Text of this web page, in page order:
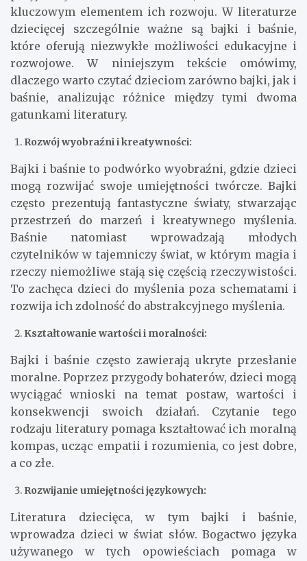
kluczowym elementem ich rozwoju. W literaturze
dziecięcej szczególnie ważne są bajki i baśnie,
które oferują niezwykłe możliwości edukacyjne i
rozwojowe. W niniejszym tekście omówimy,
dlaczego warto czytać dzieciom zarówno bajki, jak i
baśnie, analizując różnice między tymi dwoma
gatunkami literatury.
Rozwój wyobraźni i kreatywności:
Bajki i baśnie to podwórko wyobraźni, gdzie dzieci
mogą rozwijać swoje umiejętności twórcze. Bajki
często prezentują fantastyczne światy, stwarzając
przestrzeń do marzeń i kreatywnego myślenia.
Baśnie natomiast wprowadzają młodych
czytelników w tajemniczy świat, w którym magia i
rzeczy niemożliwe stają się częścią rzeczywistości.
To zachęca dzieci do myślenia poza schematami i
rozwija ich zdolność do abstrakcyjnego myślenia.
Kształtowanie wartości i moralności:
Bajki i baśnie często zawierają ukryte przesłanie
moralne. Poprzez przygody bohaterów, dzieci mogą
wyciągać wnioski na temat postaw, wartości i
konsekwencji swoich działań. Czytanie tego
rodzaju literatury pomaga kształtować ich moralną
kompas, ucząc empatii i rozumienia, co jest dobre,
a co złe.
Rozwijanie umiejętności językowych:
Literatura dziecięca, w tym bajki i baśnie,
wprowadza dzieci w świat słów. Bogactwo języka
używanego w tych opowieściach pomaga w